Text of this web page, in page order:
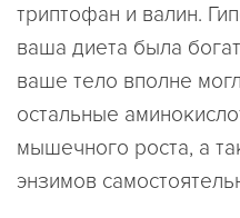
триптофан и валин.
ваша диета была
ваше тело вполне
остальные
мышечного роста, а
энзимов